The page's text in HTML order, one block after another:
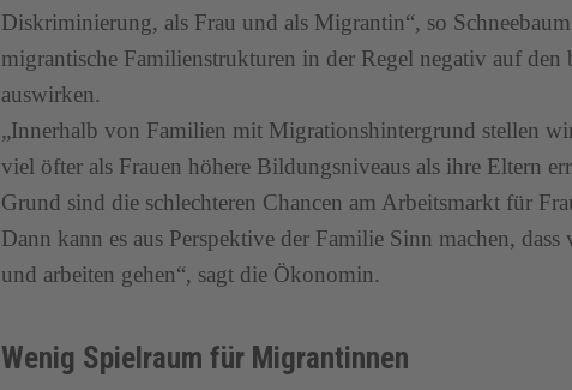
Diskriminierung, als Frau und als Migrantin“, so
migrantische Familienstrukturen in der Regel negativ auf den
auswirken.
„Innerhalb von Familien mit Migrationshintergrund stellen
viel öfter als Frauen höhere Bildungsniveaus als ihre Eltern
Grund sind die schlechteren Chancen am Arbeitsmarkt für
Dann kann es aus Perspektive der Familie Sinn machen,
und arbeiten gehen“, sagt die Ökonomin.
Wenig Spielraum für Migrantinnen